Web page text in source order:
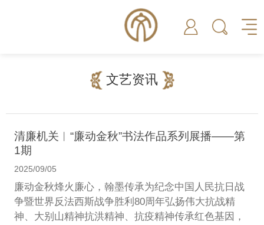
文艺资讯
清廉机关︱“廉动金秋”书法作品系列展播——第
1期
2025/09/05
廉动金秋烽火廉心，翰墨传承为纪念中国人民抗日战
争暨世界反法西斯战争胜利80周年弘扬伟大抗战精
神、大别山精神抗洪精神、抗疫精神传承红色基因，